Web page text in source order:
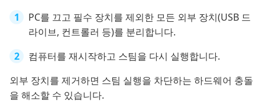
PC를 끄고 필수 장치를 제외한 모든 외부 장치(USB 드
라이브, 컨트롤러 등)를 분리합니다.
컴퓨터를 재시작하고 스팀을 다시 실행합니다.
외부 장치를 제거하면 스팀 실행을 차단하는 하드웨어 충돌
을 해소할 수 있습니다.